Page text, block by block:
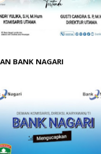
BANK NAGARI